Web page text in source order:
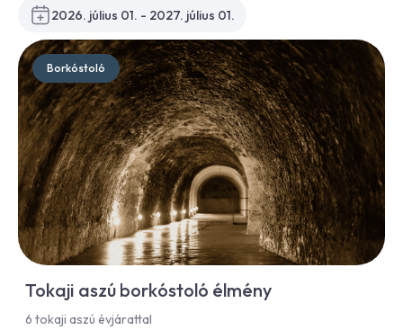
2026. július 01. - 2027. július 01.
Borkóstoló
Tokaji aszú borkóstoló élmény
6 tokaji aszú évjárattal